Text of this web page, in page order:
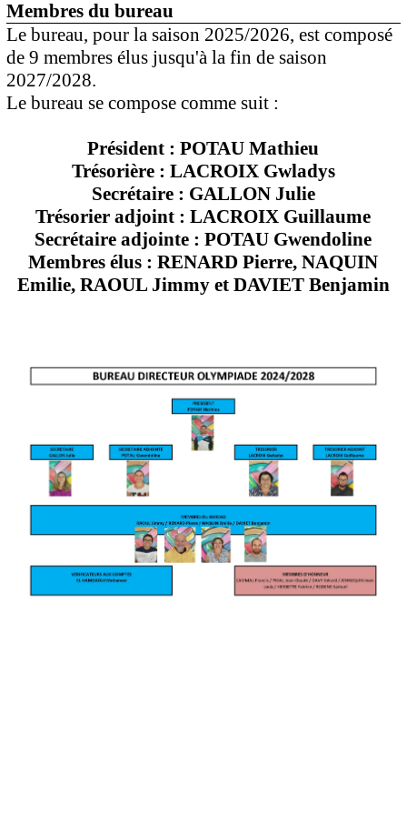
Membres du bureau
Le bureau, pour la saison 2025/2026, est composé
de 9 membres élus jusqu'à la fin de saison
2027/2028.
Le bureau se compose comme suit :
Président : POTAU Mathieu
Trésorière : LACROIX Gwladys
Secrétaire : GALLON Julie
Trésorier adjoint : LACROIX Guillaume
Secrétaire adjointe : POTAU Gwendoline
Membres élus : RENARD Pierre, NAQUIN
Emilie, RAOUL Jimmy et DAVIET Benjamin